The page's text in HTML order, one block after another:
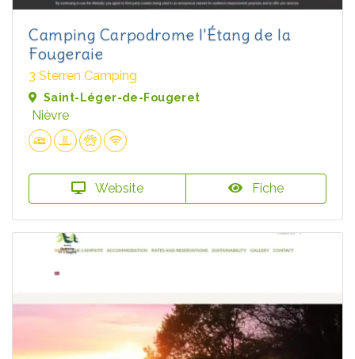
Camping Carpodrome l'Étang de la
Fougeraie
3 Sterren Camping
Saint-Léger-de-Fougeret
Nièvre
Website Fiche